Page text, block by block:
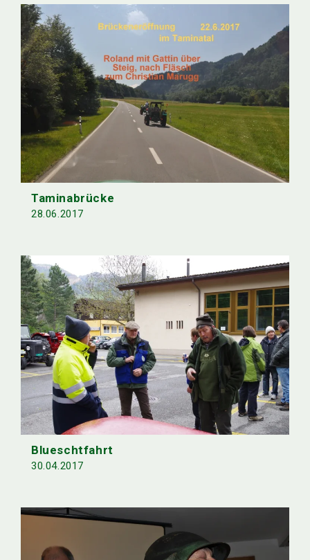
Taminabrücke
28.06.2017
Blueschtfahrt
30.04.2017